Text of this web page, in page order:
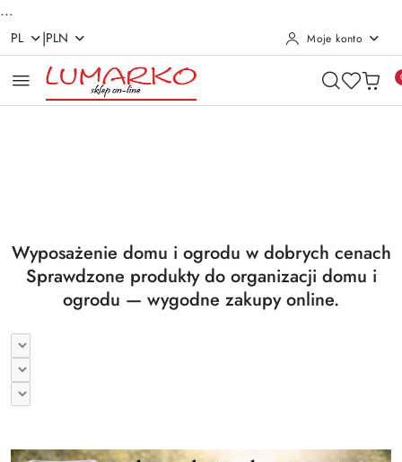
...
Przejdź do treści głównej
Przejdź do wyszukiwarki
Przejdź do moje konto
Przejdź do menu głównego
Przejdź do stopki
PL |PLN Moje konto
Wyposażenie domu i ogrodu w dobrych cenach
Sprawdzone produkty do organizacji domu i
ogrodu — wygodne zakupy online.